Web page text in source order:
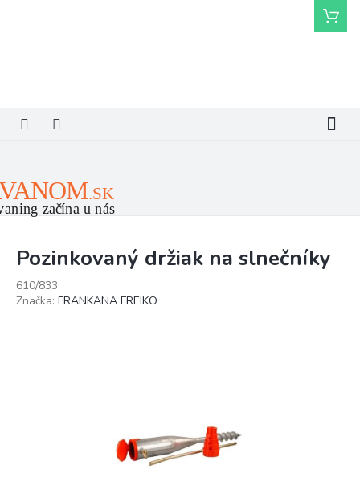
košík
Pozinkovaný držiak na slnečníky
610/833
Značka: FRANKANA FREIKO